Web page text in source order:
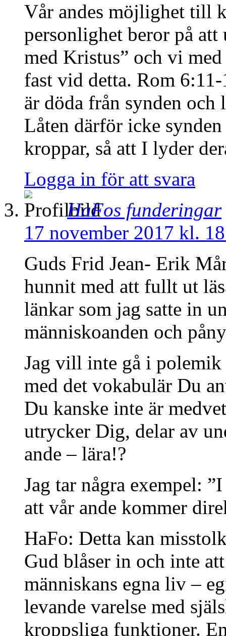
Vår andes möjlighet till
personlighet beror på
med Kristus” och vi
fast vid detta. Rom
är döda från synden
Låten därför icke
kroppar, så att I lyder
Logga in för att svara
HaFos funderingar
17 november 2017 kl.
Guds Frid Jean- Erik
hunnit med att fullt ut
länkar som jag satte in
människoanden och
Jag vill inte gå i
med det vokabulär Du
Du kanske inte är
utrycker Dig, delar av
ande – lära!?
Jag tar några exempel:
att vår ande kommer
HaFo: Detta kan
Gud blåser in och inte
människans egna liv –
levande varelse med
kroppsliga funktioner.